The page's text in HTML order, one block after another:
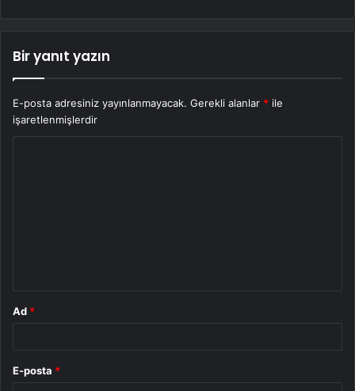
Bir yanıt yazın
E-posta adresiniz yayınlanmayacak. Gerekli alanlar * ile
işaretlenmişlerdir
Ad *
E-posta *